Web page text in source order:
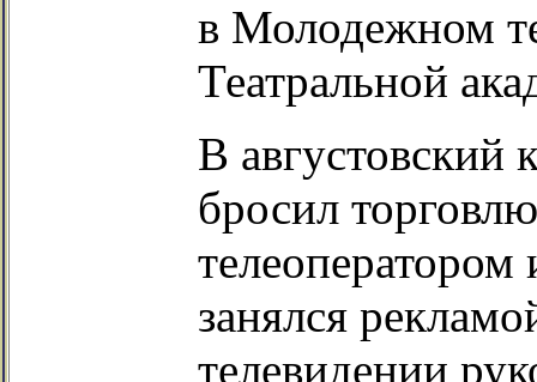
в Молодежном
Театральной
В августовский
бросил
занялся
телевидении